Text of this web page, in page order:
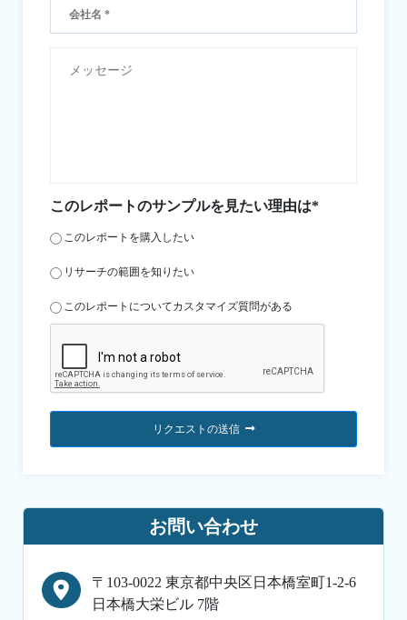
このレポートのサンプルを見たい理由は*
このレポートを購入したい
リサーチの範囲を知りたい
このレポートについてカスタマイズ質問がある
リクエストの送信
お問い合わせ
〒103-0022 東京都中央区日本橋室町1-2-6
日本橋大栄ビル 7階